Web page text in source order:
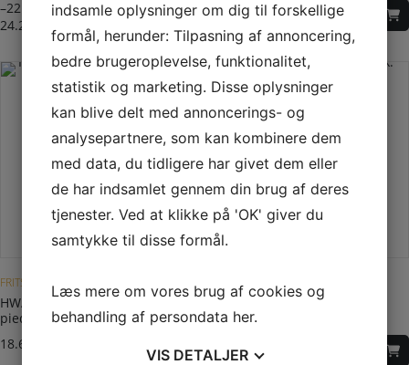
22.740,00DKK
–
24.240,00
21.549,00DKK
FRITSTÅENDE BRÆNDEOVN
HWAM 2620c – klassisk låge –
piedestal
18.645,00
PEJSEINDSATS FRONT
Lotus H570 inkl.
standardramme sort lak.
indsamle oplysninger om dig til forskellige
formål, herunder: Tilpasning af annoncering,
bedre brugeroplevelse, funktionalitet,
statistik og marketing. Disse oplysninger
kan blive delt med annoncerings- og
analysepartnere, som kan kombinere dem
med data, du tidligere har givet dem eller
de har indsamlet gennem din brug af deres
tjenester. Ved at klikke på 'OK' giver du
samtykke til disse formål.
Læs mere om vores brug af cookies og
behandling af persondata her.
VIS DETALJER